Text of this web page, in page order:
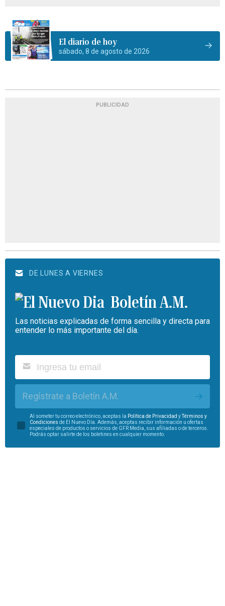
El diario de hoy
sábado, 8 de agosto de 2026
PUBLICIDAD
DE LUNES A VIERNES
Boletín A.M.
Las noticias explicadas de forma sencilla y directa para
entender lo más importante del día.
Regístrate a Boletín A.M.
Al someter tu correo electrónico, aceptas la Política de Privacidad yTérminos y
Condiciones de El Nuevo Día. Además, aceptas recibir información u ofertas
especiales de productos o servicios de GFR Media, sus afiliadas o de terceros.
Podrás optar salirte de los boletines en cualquier momento.